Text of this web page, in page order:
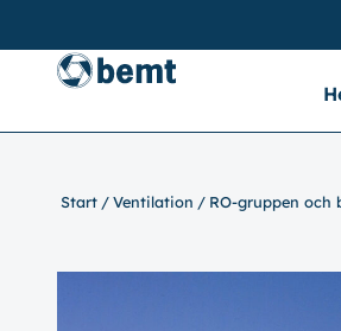
Start Ventilation RO-gruppen